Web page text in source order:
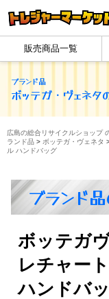
販売商品一覧
ブランド品
ボッテガ・ヴェネタ
広島の総合リサイクルショップ
ランド品> ボッテガ・ヴェネタ
ル ハンドバッグ
ブランド
ボッテガ
レチャー
ハンドバ